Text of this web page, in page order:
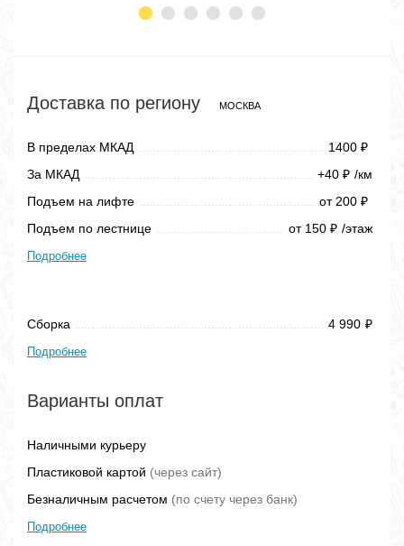
Доставка по региону МОСКВА
В пределах МКАД 1400 ₽
За МКАД +40 ₽ /км
Подъем на лифте
от 200 ₽
Подъем по лестнице от 150 ₽ /этаж
Подробнее
Сборка 4 990 ₽
Подробнее
Варианты оплат
Наличными курьеру
Пластиковой картой (через сайт)
Безналичным расчетом (по счету через банк)
Подробнее